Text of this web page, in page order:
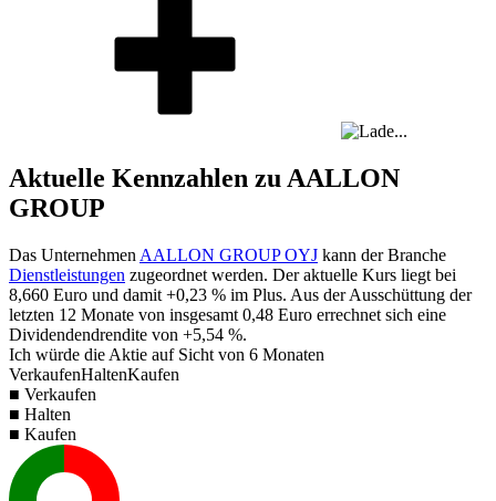
Aktuelle Kennzahlen zu AALLON
GROUP
Das Unternehmen AALLON GROUP OYJ kann der Branche
Dienstleistungen zugeordnet werden. Der aktuelle Kurs liegt bei
8,660 Euro und damit +0,23 % im Plus. Aus der Ausschüttung der
letzten 12 Monate von insgesamt 0,48 Euro errechnet sich eine
Dividendendrendite von +5,54 %.
Ich würde die Aktie auf Sicht von 6 Monaten
VerkaufenHaltenKaufen
■ Verkaufen
■ Halten
■ Kaufen